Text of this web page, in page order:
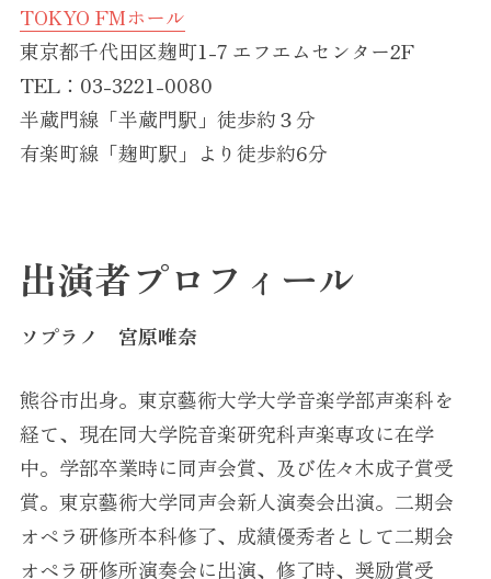
TOKYO FMホール
東京都千代田区麹町1-7 エフエムセンター2F
TEL：03-3221-0080
半蔵門線「半蔵門駅」徒歩約３分
有楽町線「麹町駅」より徒歩約6分
出演者プロフィール
ソプラノ 宮原唯奈
熊谷市出身。東京藝術大学大学音楽学部声楽科を
経て、現在同大学院音楽研究科声楽専攻に在学
中。学部卒業時に同声会賞、及び佐々木成子賞受
賞。東京藝術大学同声会新人演奏会出演。二期会
オペラ研修所本科修了、成績優秀者として二期会
オペラ研修所演奏会に出演、修了時、奨励賞受